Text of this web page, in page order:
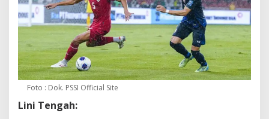
Foto : Dok. PSSI Official Site
Lini Tengah: